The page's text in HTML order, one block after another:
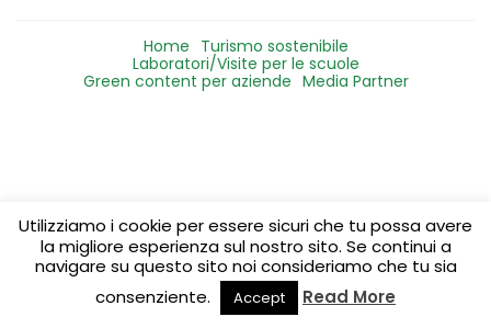
Home Turismo sostenibile
Laboratori/Visite per le scuole
Green content per aziende Media Partner
Utilizziamo i cookie per essere sicuri che tu possa avere
la migliore esperienza sul nostro sito. Se continui a
navigare su questo sito noi consideriamo che tu sia
consenziente.
Accept Read More